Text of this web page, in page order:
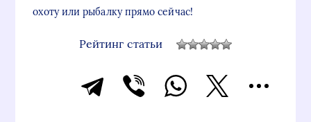
охоту или рыбалку прямо сейчас!
Рейтинг статьи